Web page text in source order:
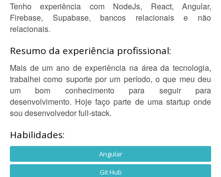
Tenho experiência com NodeJs, React, Angular,
Firebase, Supabase, bancos relacionais e não
relacionais.
Resumo da experiência profissional:
Mais de um ano de experiência na área da tecnologia,
trabalhei como suporte por um período, o que meu deu
um bom conhecimento para seguir para
desenvolvimento. Hoje faço parte de uma startup onde
sou desenvolvedor full-stack.
Habilidades:
Angular
Git Hub